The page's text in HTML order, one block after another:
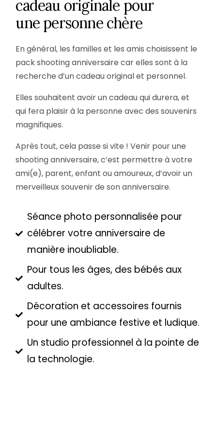
cadeau originale pour
une personne chère
En général, les familles et les amis choisissent le
pack shooting anniversaire car elles sont à la
recherche d’un cadeau original et personnel.
Elles souhaitent avoir un cadeau qui durera, et
qui fera plaisir à la personne avec des souvenirs
magnifiques.
Après tout, cela passe si vite ! Venir pour une
shooting anniversaire, c’est permettre à votre
ami(e), parent, enfant ou amoureux, d’avoir un
merveilleux souvenir de son anniversaire.
Séance photo personnalisée pour
célébrer votre anniversaire de
manière inoubliable.
Pour tous les âges, des bébés aux
adultes.
Décoration et accessoires fournis
pour une ambiance festive et ludique.
Un studio professionnel à la pointe de
la technologie.